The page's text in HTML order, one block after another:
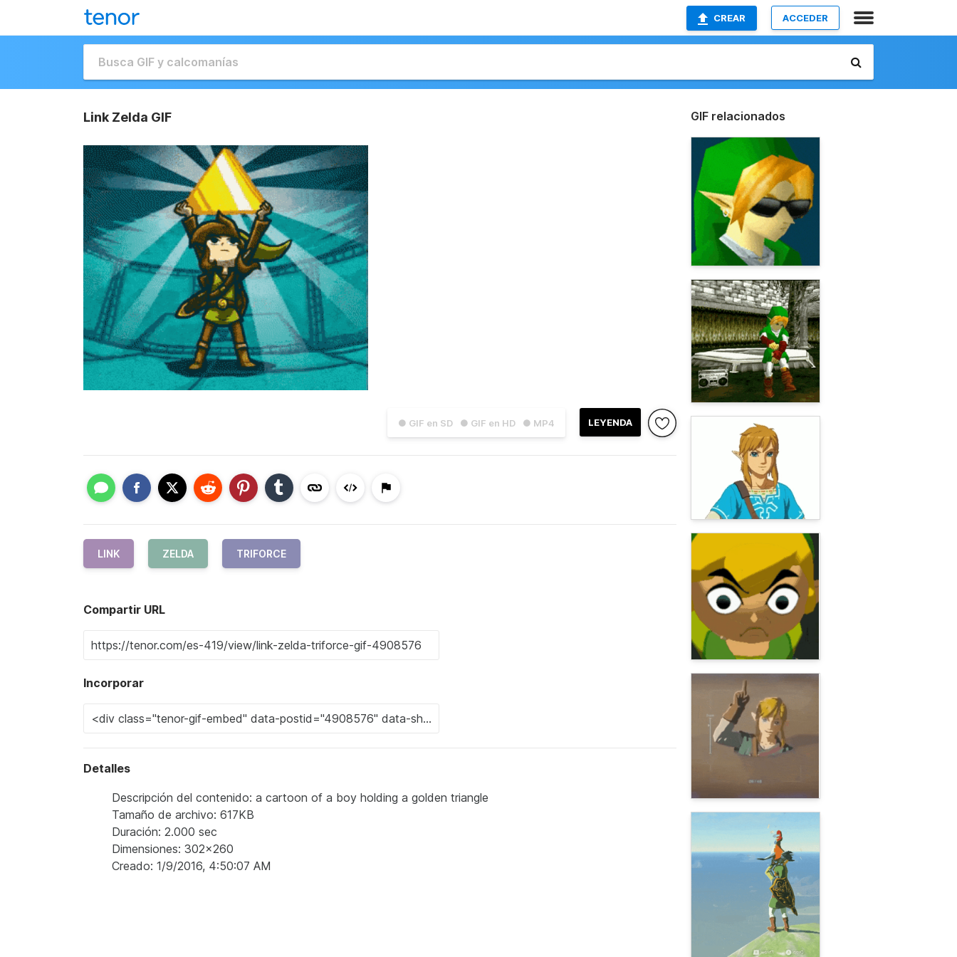
CREAR ACCEDER
Link Zelda GIF
● GIF en SD ● GIF en HD ● MP4 LEYENDA
LINK ZELDA TRIFORCE
Compartir URL
Incorporar
Detalles
Descripción del contenido: a cartoon of a boy holding a golden triangle
Tamaño de archivo: 617KB
Duración: 2.000 sec
Dimensiones: 302x260
Creado: 1/9/2016, 4:50:07 AM
GIF relacionados